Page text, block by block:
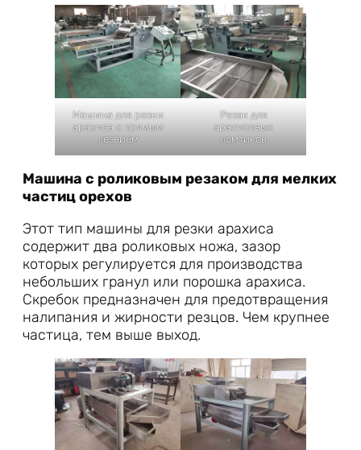
Машина для резки
арахиса с прямым
лезвием
Резак для
арахисовых
ломтиков
Машина с роликовым резаком для мелких
частиц орехов
Этот тип машины для резки арахиса
содержит два роликовых ножа, зазор
которых регулируется для производства
небольших гранул или порошка арахиса.
Скребок предназначен для предотвращения
налипания и жирности резцов. Чем крупнее
частица, тем выше выход.